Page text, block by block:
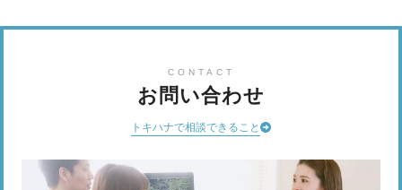
CONTACT
お問い合わせ
トキハナで相談できること